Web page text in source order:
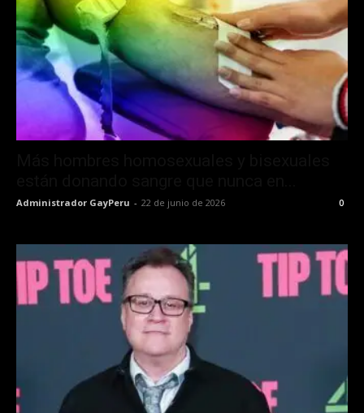
Administrador GayPeru - 22 de junio de 2026 0